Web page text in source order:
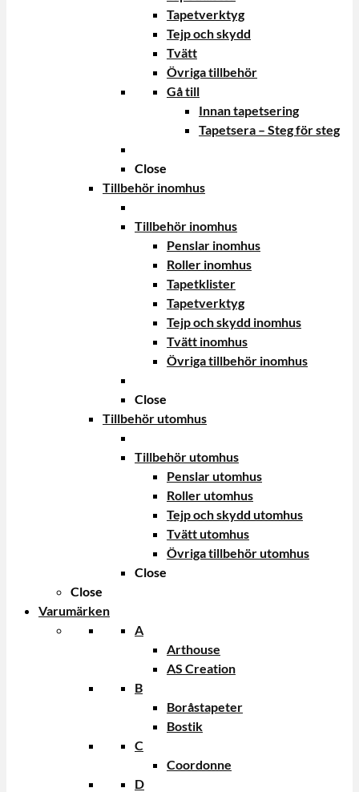
Tapetverktyg
Tejp och skydd
Tvätt
Övriga tillbehör
Gå till
Innan tapetsering
Tapetsera – Steg för steg
Close
Tillbehör inomhus
Tillbehör inomhus
Penslar inomhus
Roller inomhus
Tapetklister
Tapetverktyg
Tejp och skydd inomhus
Tvätt inomhus
Övriga tillbehör inomhus
Close
Tillbehör utomhus
Tillbehör utomhus
Penslar utomhus
Roller utomhus
Tejp och skydd utomhus
Tvätt utomhus
Övriga tillbehör utomhus
Close
Close
Varumärken
A
Arthouse
AS Creation
B
Boråstapeter
Bostik
C
Coordonne
D